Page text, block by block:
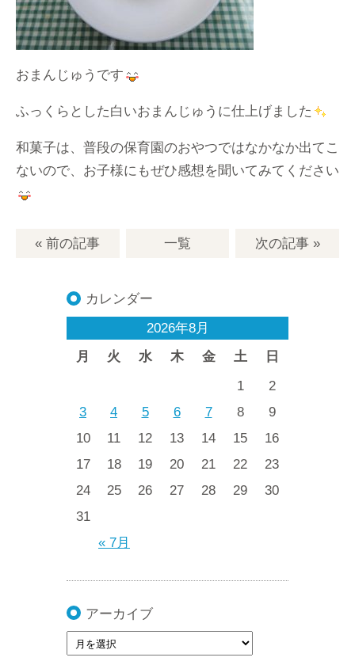
おまんじゅうです
ふっくらとした白いおまんじゅうに仕上げました
和菓子は、普段の保育園のおやつではなかなか出てこ
ないので、お子様にもぜひ感想を聞いてみてください
« 前の記事 一覧 次の記事»
カレンダー
2026年8月
月
火 水 木 金 土 日
« 7月
1
2
3
4 5 6 7 8
9
10
11 12 13 14 15
16
17
18 19 20 21 22
23
24
25 26 27 28 29
30
31
アーカイブ